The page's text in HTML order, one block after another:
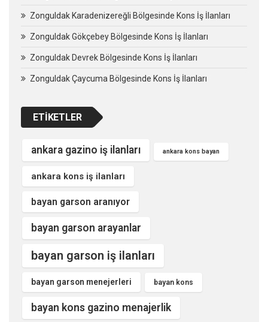
Zonguldak Karadenizereğli Bölgesinde Kons İş İlanları
Zonguldak Gökçebey Bölgesinde Kons İş İlanları
Zonguldak Devrek Bölgesinde Kons İş İlanları
Zonguldak Çaycuma Bölgesinde Kons İş İlanları
ETIKETLER
ankara gazino iş ilanları ankara kons bayan
ankara kons iş ilanları
bayan garson aranıyor
bayan garson arayanlar
bayan garson iş ilanları
bayan garson menejerleri bayan kons
bayan kons gazino menajerlik